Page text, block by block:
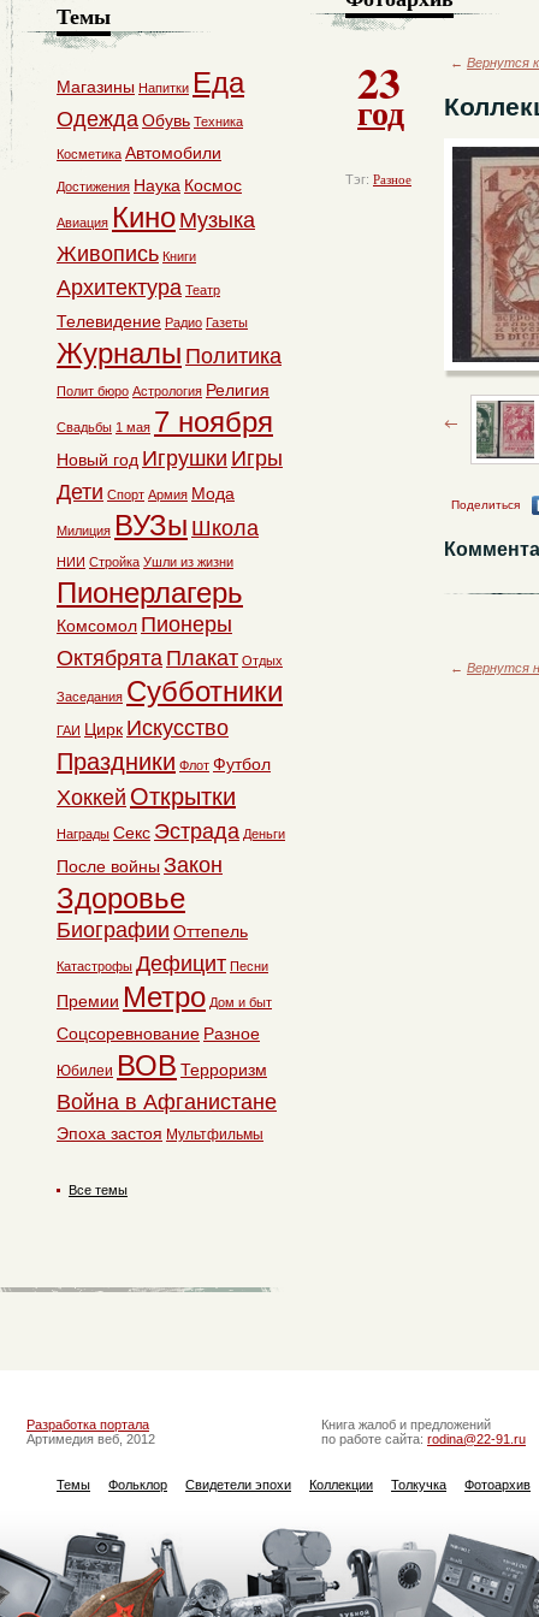
23
год
Тэг: Разное
← Вернутся
Поделиться
← Вернутся
Темы
Магазины Напитки Еда
ОдеждаОбувь Техника
Косметика Автомобили
Достижения Наука Космос
Авиация Кино Музыка
Живопись Книги
Архитектура Театр
Телевидение Радио Газеты
Журналы Политика
Полит бюро Астрология Религия
Свадьбы 1 мая 7 ноября
Новый год Игрушки Игры
Дети Спорт Армия Мода
Милиция ВУЗы Школа
НИИ Стройка Ушли из жизни
Пионерлагерь
Комсомол Пионеры
Октябрята Плакат Отдых
Заседания Субботники
ГАИ Цирк Искусство
Праздники Флот Футбол
Хоккей Открытки
Награды Секс Эстрада Деньги
После войны Закон
Здоровье
Биографии Оттепель
Катастрофы Дефицит Песни
Премии Метро Дом и быт
Соцсоревнование Разное
Юбилеи ВОВ Терроризм
Война в Афганистане
Эпоха застоя Мультфильмы
Все темы
Разработка портала
Артимедия веб, 2012
Книга жалоб и предложений
по работе сайта: rodina@22-91.ru
Темы Фольклор Свидетели эпохи Коллекции Толкучка Фотоархив